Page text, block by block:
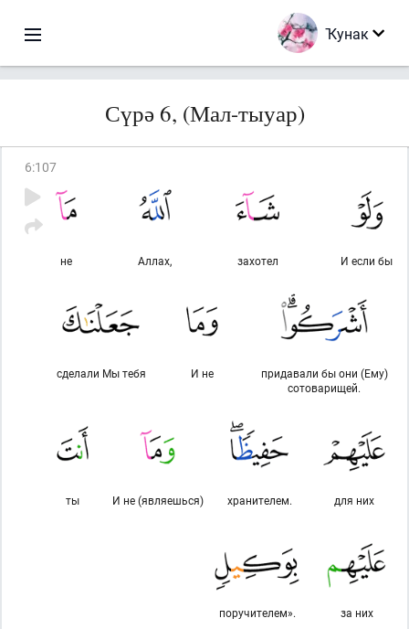
Ҡунак
Сүрә 6, (Мал-тыуар)
6:107
И если бы
захотел
Аллах,
не
придавали бы они (Ему)
сотоварищей.
И не
сделали Мы тебя
для них
хранителем.
И не (являешься)
ты
за них
поручителем».